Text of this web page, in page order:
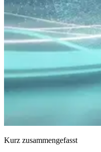
Kurz zusammengefasst